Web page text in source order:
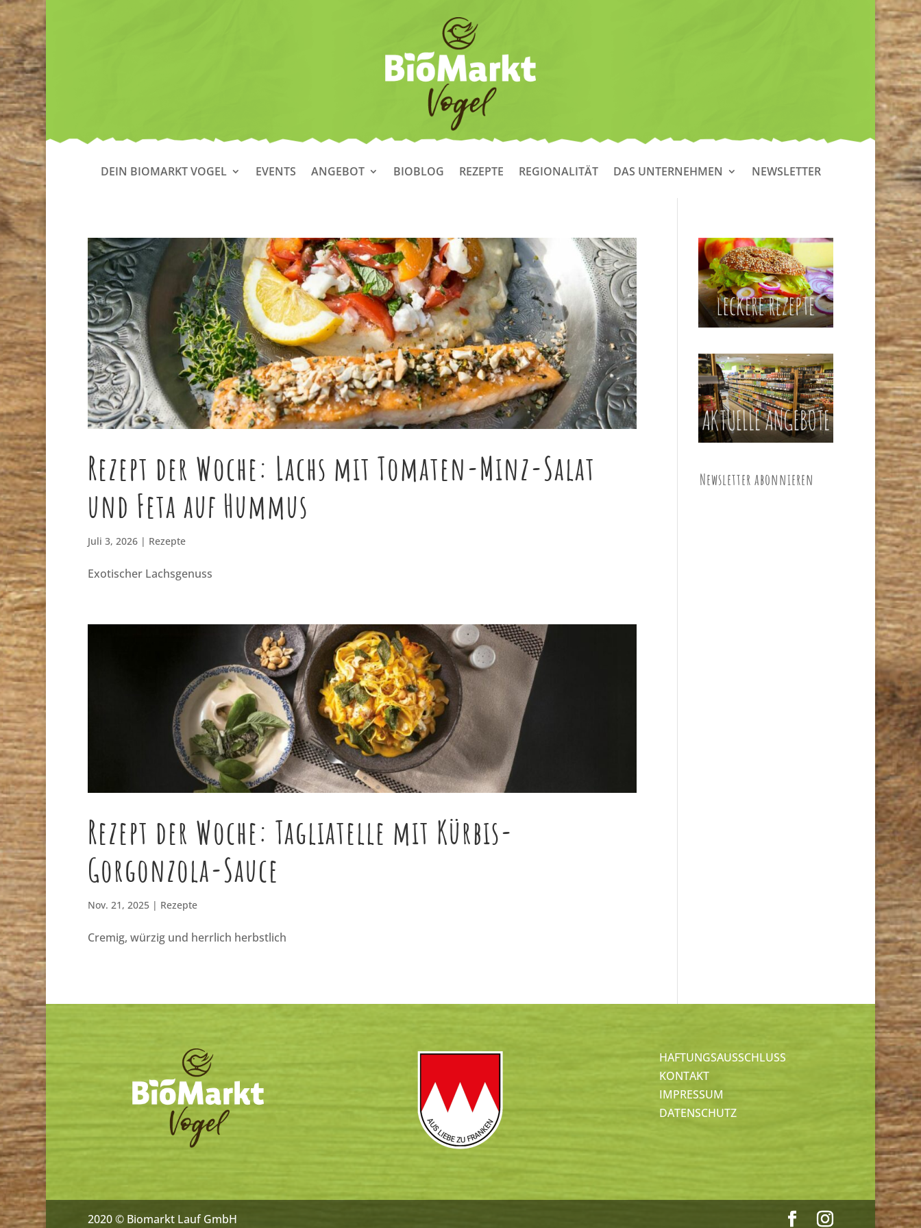
DEIN BIOMARKT VOGEL EVENTS ANGEBOT BIOBLOG REZEPTE REGIONALITÄT DAS UNTERNEHMEN NEWSLETTER
Rezept der Woche: Lachs mit Tomaten-Minz-Salat
und Feta auf Hummus
Juli 3, 2026| Rezepte
Exotischer Lachsgenuss
Rezept der Woche: Tagliatelle mit Kürbis-
Gorgonzola-Sauce
Nov. 21, 2025| Rezepte
Cremig, würzig und herrlich herbstlich
Newsletter abonnieren
HAFTUNGSAUSSCHLUSS
KONTAKT
IMPRESSUM
DATENSCHUTZ
2020 © Biomarkt Lauf GmbH